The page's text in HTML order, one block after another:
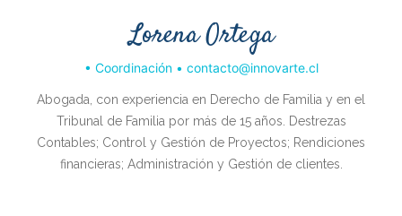
Lorena Ortega
• Coordinación • contacto@innovarte.cl
Abogada, con experiencia en Derecho de Familia y en el
Tribunal de Familia por más de 15 años. Destrezas
Contables; Control y Gestión de Proyectos; Rendiciones
financieras; Administración y Gestión de clientes.